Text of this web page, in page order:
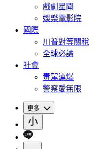
戲劇星聞
娛樂電影院
國際
川普對等關稅
全球必讀
社會
毒駕連爆
警察愛無限
更多